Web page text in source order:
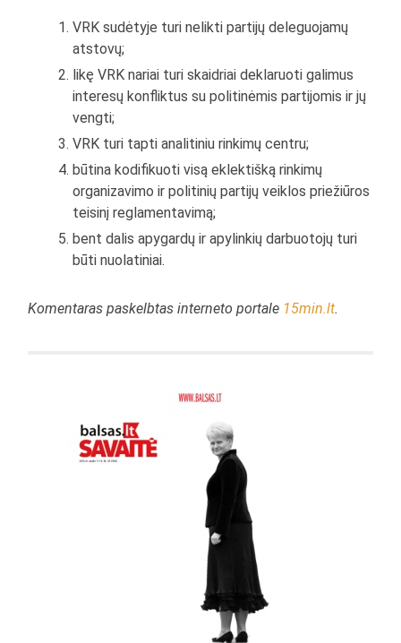
VRK sudėtyje turi nelikti partijų deleguojamų
atstovų;
likę VRK nariai turi skaidriai deklaruoti galimus
interesų konfliktus su politinėmis partijomis ir jų
vengti;
VRK turi tapti analitiniu rinkimų centru;
būtina kodifikuoti visą eklektišką rinkimų
organizavimo ir politinių partijų veiklos priežiūros
teisinį reglamentavimą;
bent dalis apygardų ir apylinkių darbuotojų turi
būti nuolatiniai.
Komentaras paskelbtas interneto portale 15min.lt.